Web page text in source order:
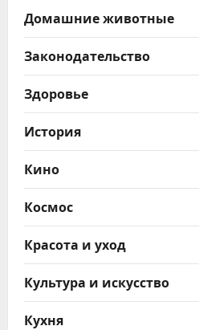
Домашние животные
Законодательство
Здоровье
История
Кино
Космос
Красота и уход
Культура и искусство
Кухня